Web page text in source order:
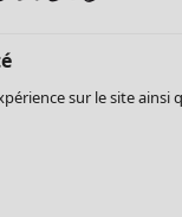
sur le site ainsi